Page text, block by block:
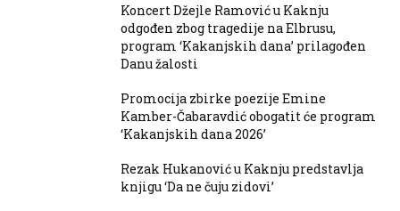
Koncert Džejle Ramović u Kaknju
odgođen zbog tragedije na Elbrusu,
program ‘Kakanjskih dana’ prilagođen
Danu žalosti
Promocija zbirke poezije Emine
Kamber-Čabaravdić obogatit će program
‘Kakanjskih dana 2026’
Rezak Hukanović u Kaknju predstavlja
knjigu ‘Da ne čuju zidovi’